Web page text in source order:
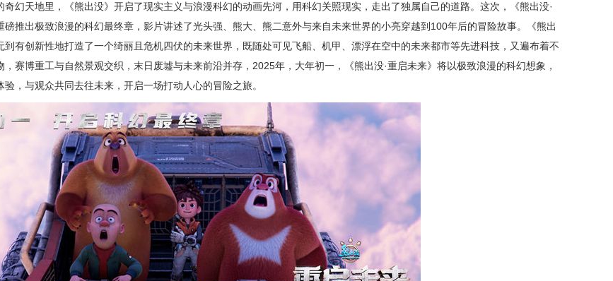
天地里，《熊出没》开启了现实主义与浪漫科幻的动画先河，用科幻关照现实，走出了独属自己的道路。这次，《熊出没·
磅推出极致浪漫的科幻最终章，影片讲述了光头强、熊大、熊二意外与来自未来世界的小亮穿越到100年后的冒险故事。《熊出
到有创新性地打造了一个绮丽且危机四伏的未来世界，既随处可见飞船、机甲、漂浮在空中的未来都市等先进科技，又遍布着不
，赛博重工与自然景观交织，末日废墟与未来前沿并存，2025年，大年初一，《熊出没·重启未来》将以极致浪漫的科幻想象，
验，与观众共同去往未来，开启一场打动人心的冒险之旅。